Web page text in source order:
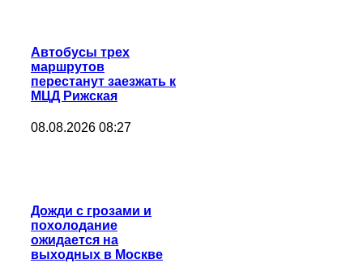
Автобусы трех
маршрутов
перестанут заезжать к
МЦД Рижская
08.08.2026 08:27
Дожди с грозами и
похолодание
ожидается на
выходных в Москве